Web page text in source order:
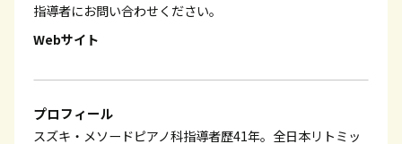
指導者にお問い合わせください。
Webサイト
プロフィール
スズキ・メソードピアノ科指導者歴41年。全日本リトミッ